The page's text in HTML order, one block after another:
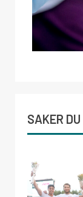
SAKER